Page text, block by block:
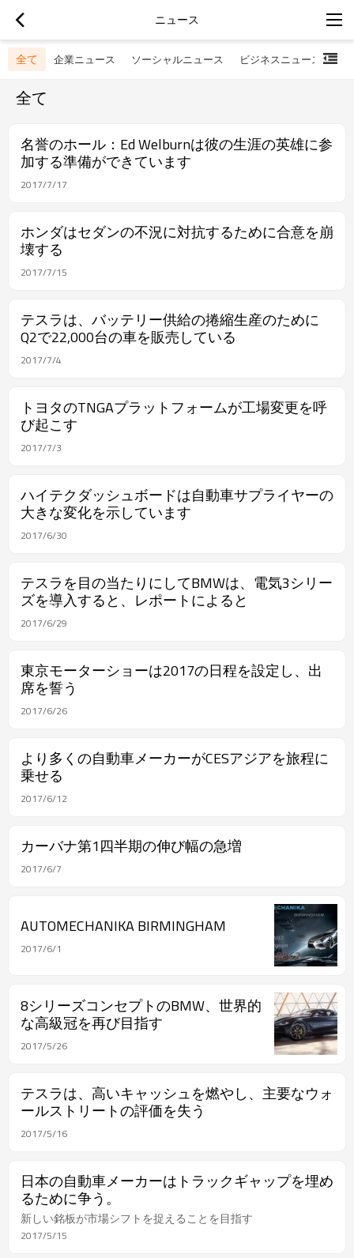
ニュース
全て 企業ニュース ソーシャルニュース ビジネスニュース
全て
名誉のホール：Ed Welburnは彼の生涯の英雄に参
加する準備ができています
2017/7/17
ホンダはセダンの不況に対抗するために合意を崩
壊する
2017/7/15
テスラは、バッテリー供給の捲縮生産のために
Q2で22,000台の車を販売している
2017/7/4
トヨタのTNGAプラットフォームが工場変更を呼
び起こす
2017/7/3
ハイテクダッシュボードは自動車サプライヤーの
大きな変化を示しています
2017/6/30
テスラを目の当たりにしてBMWは、電気3シリー
ズを導入すると、レポートによると
2017/6/29
東京モーターショーは2017の日程を設定し、出
席を誓う
2017/6/26
より多くの自動車メーカーがCESアジアを旅程に
乗せる
2017/6/12
カーバナ第1四半期の伸び幅の急増
2017/6/7
AUTOMECHANIKA BIRMINGHAM
2017/6/1
8シリーズコンセプトのBMW、世界的
な高級冠を再び目指す
2017/5/26
テスラは、高いキャッシュを燃やし、主要なウォ
ールストリートの評価を失う
2017/5/16
日本の自動車メーカーはトラックギャップを埋め
るために争う。
新しい銘板が市場シフトを捉えることを目指す
2017/5/15